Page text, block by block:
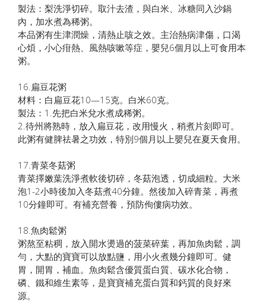
製法：梨洗淨切碎。取汁去渣，與白米、冰糖同入沙鍋
內，加水煮為稀粥。
本品粥有生津潤燥，清熱止咳之效。主治熱病津傷，口渴
心煩，小心疳熱、風熱咳嗽等症，嬰兒6個月以上可食用本
粥。
16.扁豆花粥
材料：白扁豆花10—15克。白米60克。
製法：1.先把白米兌水煮成稀粥。
2.待州將熟時，放入扁豆花，改用慢火，稍煮片刻即可。
此粥有健脾祛暑之功效，特別9個月以上嬰兒在夏天食用。
17.青菜冬菇粥
青菜擇嫩葉洗淨煮軟後切碎，冬菇泡透，切成細粒。大米
泡1-2小時後加入冬菇煮40分鐘。然後加入碎青菜，再煮
10分鐘即可。有補充營養，預防佝僂病功效。
18.魚肉鬆粥
粥熬至粘稠，放入開水燙過的菠菜碎葉，再加魚肉鬆，調
勻，大點的寶寶可以放點鹽，用小火煮幾分鐘即可。健
胃，開胃，補血。魚肉鬆含優質蛋白質、碳水化合物，
磷、鐵和維生素等，是寶寶補充蛋白質和鈣質的良好來
源。